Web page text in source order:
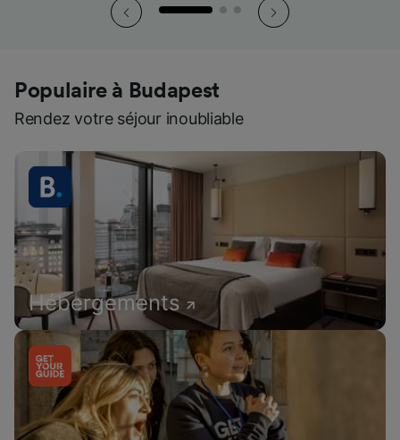
Populaire à Budapest
Rendez votre séjour inoubliable
Hébergements